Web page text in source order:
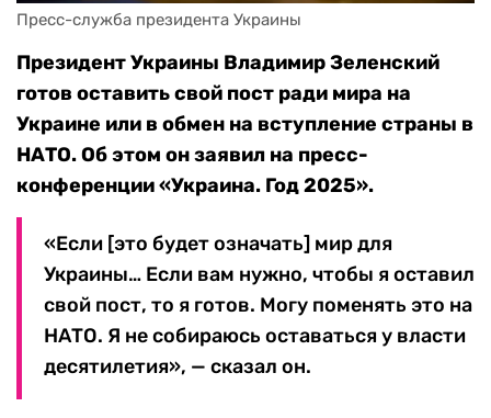
Пресс-служба президента Украины
Президент Украины Владимир Зеленский
готов оставить свой пост ради мира на
Украине или в обмен на вступление страны в
НАТО. Об этом он заявил на пресс-
конференции «Украина. Год 2025».
«Если [это будет означать] мир для
Украины… Если вам нужно, чтобы я оставил
свой пост, то я готов. Могу поменять это на
НАТО. Я не собираюсь оставаться у власти
десятилетия», — сказал он.